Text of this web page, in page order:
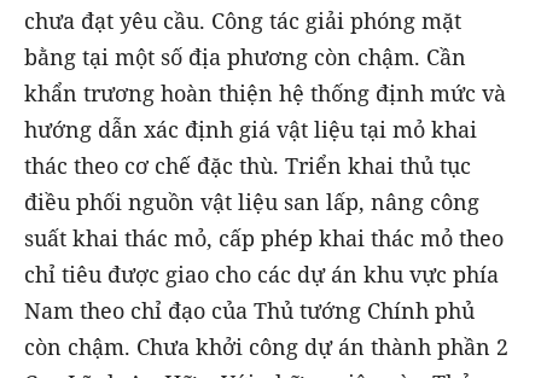
chưa đạt yêu cầu. Công tác giải phóng mặt
bằng tại một số địa phương còn chậm. Cần
khẩn trương hoàn thiện hệ thống định mức và
hướng dẫn xác định giá vật liệu tại mỏ khai
thác theo cơ chế đặc thù. Triển khai thủ tục
điều phối nguồn vật liệu san lấp, nâng công
suất khai thác mỏ, cấp phép khai thác mỏ theo
chỉ tiêu được giao cho các dự án khu vực phía
Nam theo chỉ đạo của Thủ tướng Chính phủ
còn chậm. Chưa khởi công dự án thành phần 2